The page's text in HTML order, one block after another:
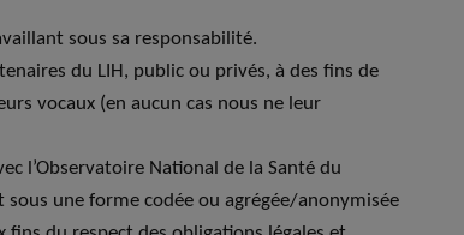
sous sa responsabilité.
du LIH, public ou privés, à des fins de
vocaux (en aucun cas nous ne leur
l’Observatoire National de la Santé du
une forme codée ou agrégée/anonymisée